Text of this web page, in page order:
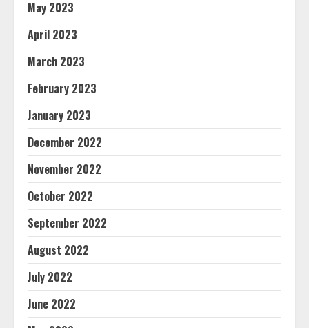
May 2023
April 2023
March 2023
February 2023
January 2023
December 2022
November 2022
October 2022
September 2022
August 2022
July 2022
June 2022